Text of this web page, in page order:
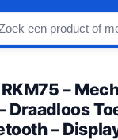
–
Draadloos
–